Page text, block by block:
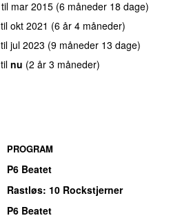
til mar 2015 (6 måneder 18 dage)
til okt 2021 (6 år 4 måneder)
til jul 2023 (9 måneder 13 dage)
til nu (2 år 3 måneder)
PROGRAM
P6 Beatet
Rastløs: 10 Rockstjerner
P6 Beatet